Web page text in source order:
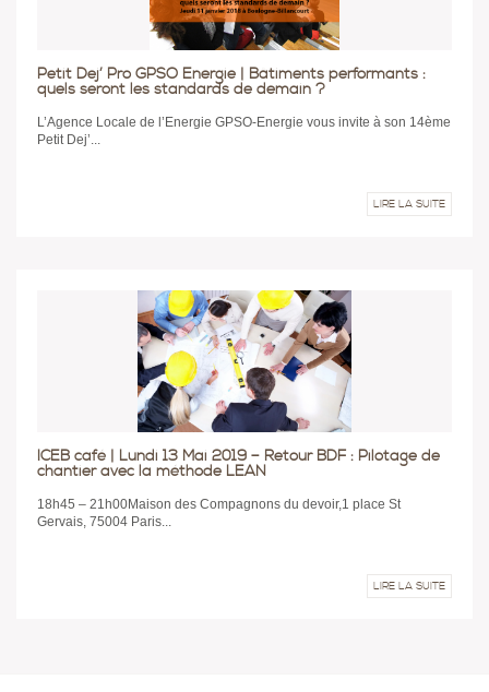
Petit Dej’ Pro GPSO Energie | Bâtiments performants :
quels seront les standards de demain ?
L’Agence Locale de l’Energie GPSO-Energie vous invite à son 14ème
Petit Dej’...
LIRE LA SUITE
ICEB café | Lundi 13 Mai 2019 – Retour BDF : Pilotage de
chantier avec la méthode LEAN
18h45 – 21h00Maison des Compagnons du devoir,1 place St
Gervais, 75004 Paris...
LIRE LA SUITE